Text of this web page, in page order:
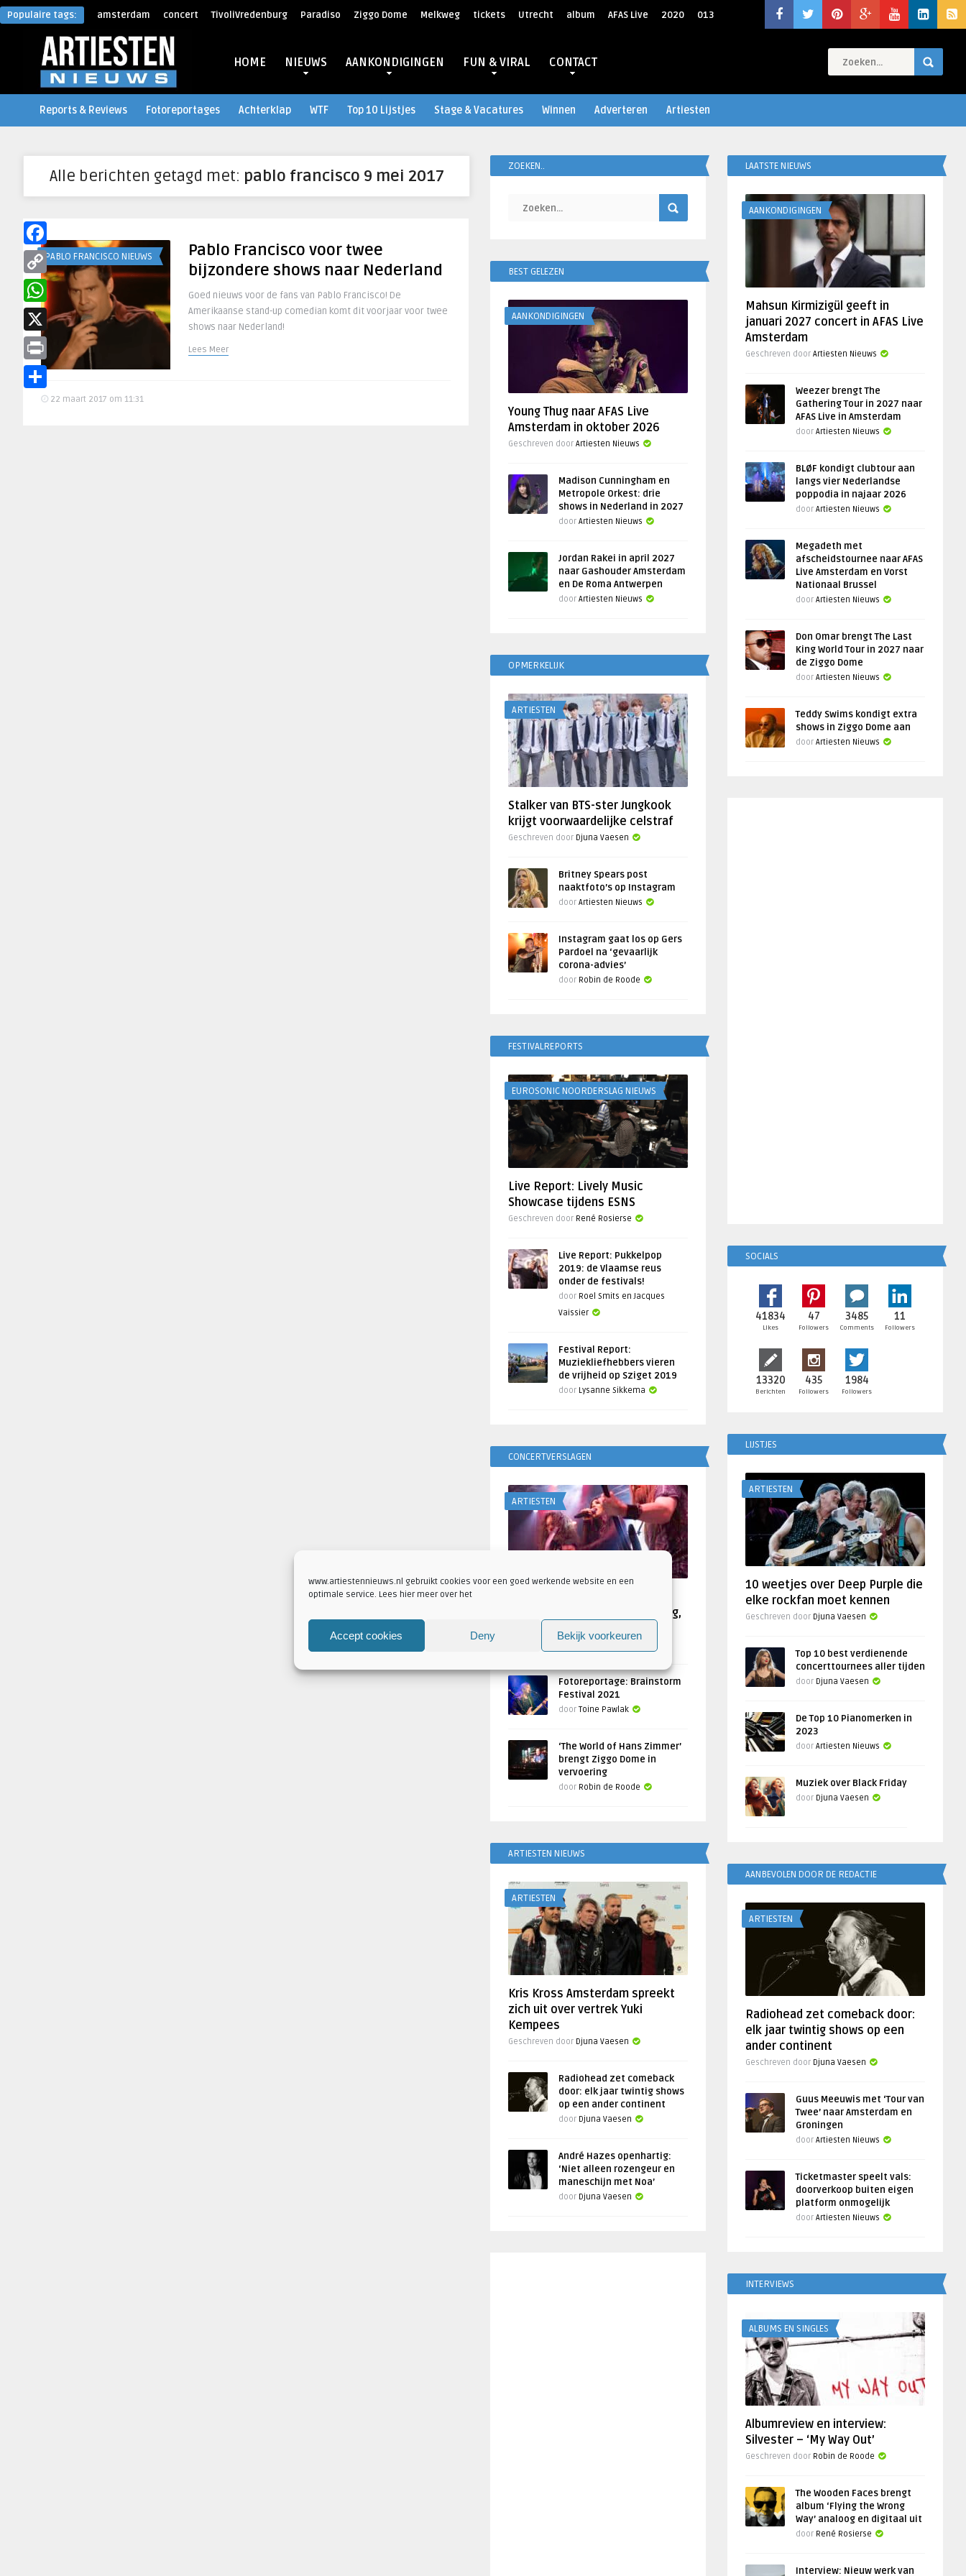
www.artiestennieuws.nl gebruikt cookies voor een goed werkende website en een
optimale service. Lees hier meer over het
Accept cookies Deny Bekijk voorkeuren
Populaire tags: amsterdam concert TivoliVredenburg Paradiso Ziggo Dome Melkweg tickets Utrecht album AFAS Live 2020 013
HOME NIEUWS AANKONDIGINGEN FUN & VIRAL CONTACT
Reports & Reviews Fotoreportages Achterklap WTF Top 10 Lijstjes Stage & Vacatures Winnen Adverteren Artiesten
Alle berichten getagd met: pablo francisco 9 mei 2017
PABLO FRANCISCO NIEUWS
Pablo Francisco voor twee
bijzondere shows naar Nederland
Goed nieuws voor de fans van Pablo Francisco! De
Amerikaanse stand-up comedian komt dit voorjaar voor twee
shows naar Nederland!
Lees Meer
22 maart 2017 om 11:31
ZOEKEN..
BEST GELEZEN
AANKONDIGINGEN
Young Thug naar AFAS Live
Amsterdam in oktober 2026
Geschreven door Artiesten Nieuws
Madison Cunningham en
Metropole Orkest: drie
shows in Nederland in 2027
door Artiesten Nieuws
Jordan Rakei in april 2027
naar Gashouder Amsterdam
en De Roma Antwerpen
door Artiesten Nieuws
OPMERKELIJK
ARTIESTEN
Stalker van BTS-ster Jungkook
krijgt voorwaardelijke celstraf
Geschreven door Djuna Vaesen
Britney Spears post
naaktfoto’s op Instagram
door Artiesten Nieuws
Instagram gaat los op Gers
Pardoel na ‘gevaarlijk
corona-advies’
door Robin de Roode
FESTIVALREPORTS
EUROSONIC NOORDERSLAG NIEUWS
Live Report: Lively Music
Showcase tijdens ESNS
Geschreven door René Rosierse
Live Report: Pukkelpop
2019: de Vlaamse reus
onder de festivals!
door Roel Smits en Jacques
Vaissier
Festival Report:
Muziekliefhebbers vieren
de vrijheid op Sziget 2019
door Lysanne Sikkema
CONCERTVERSLAGEN
ARTIESTEN
Atlantis en Xandria in De Helling,
Toine Pawlak
Fotoreportage: Brainstorm
Festival 2021
door Toine Pawlak
‘The World of Hans Zimmer’
brengt Ziggo Dome in
vervoering
door Robin de Roode
ARTIESTEN NIEUWS
ARTIESTEN
Kris Kross Amsterdam spreekt
zich uit over vertrek Yuki
Kempees
Geschreven door Djuna Vaesen
Radiohead zet comeback
door: elk jaar twintig shows
op een ander continent
door Djuna Vaesen
André Hazes openhartig:
‘Niet alleen rozengeur en
maneschijn met Noa’
door Djuna Vaesen
LAATSTE NIEUWS
AANKONDIGINGEN
Mahsun Kirmizigül geeft in
januari 2027 concert in AFAS Live
Amsterdam
Geschreven door Artiesten Nieuws
Weezer brengt The
Gathering Tour in 2027 naar
AFAS Live in Amsterdam
door Artiesten Nieuws
BLØF kondigt clubtour aan
langs vier Nederlandse
poppodia in najaar 2026
door Artiesten Nieuws
Megadeth met
afscheidstournee naar AFAS
Live Amsterdam en Vorst
Nationaal Brussel
door Artiesten Nieuws
Don Omar brengt The Last
King World Tour in 2027 naar
de Ziggo Dome
door Artiesten Nieuws
Teddy Swims kondigt extra
shows in Ziggo Dome aan
door Artiesten Nieuws
SOCIALS
41834
Likes
47
Followers
3485
Comments
11
Followers
13320
Berichten
435
Followers
1984
Followers
LIJSTJES
ARTIESTEN
10 weetjes over Deep Purple die
elke rockfan moet kennen
Geschreven door Djuna Vaesen
Top 10 best verdienende
concerttournees aller tijden
door Djuna Vaesen
De Top 10 Pianomerken in
2023
door Artiesten Nieuws
Muziek over Black Friday
door Djuna Vaesen
AANBEVOLEN DOOR DE REDACTIE
ARTIESTEN
Radiohead zet comeback door:
elk jaar twintig shows op een
ander continent
Geschreven door Djuna Vaesen
Guus Meeuwis met ‘Tour van
Twee’ naar Amsterdam en
Groningen
door Artiesten Nieuws
Ticketmaster speelt vals:
doorverkoop buiten eigen
platform onmogelijk
door Artiesten Nieuws
INTERVIEWS
ALBUMS EN SINGLES
Albumreview en interview:
Silvester – ‘My Way Out’
Geschreven door Robin de Roode
The Wooden Faces brengt
album ‘Flying the Wrong
Way’ analoog en digitaal uit
door René Rosierse
Interview: Nieuw werk van
Facebook
Copy
Link
WhatsApp
X
Print
Delen